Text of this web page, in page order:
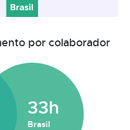
por colaborador
33h
Brasil